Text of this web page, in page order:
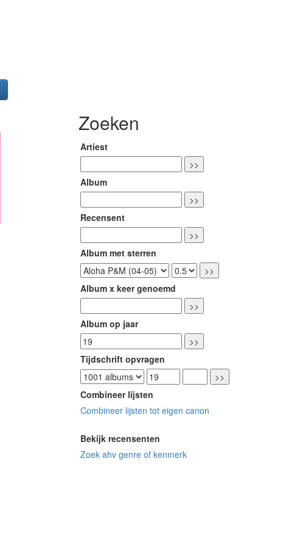
Zoeken
Artiest
Album
Recensent
Album met sterren
Album x keer genoemd
Album op jaar
Tijdschrift opvragen
Combineer lijsten
Combineer lijsten tot eigen canon
Bekijk recensenten
Zoek ahv genre of kenmerk